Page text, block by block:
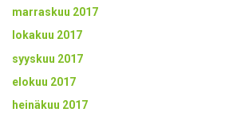
marraskuu 2017
lokakuu 2017
syyskuu 2017
elokuu 2017
heinäkuu 2017